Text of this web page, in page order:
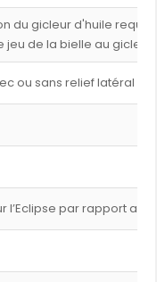
du gicleur d'huile
jeu de la bielle au gicleur
ou sans relief latéral
l’Eclipse par rapport au